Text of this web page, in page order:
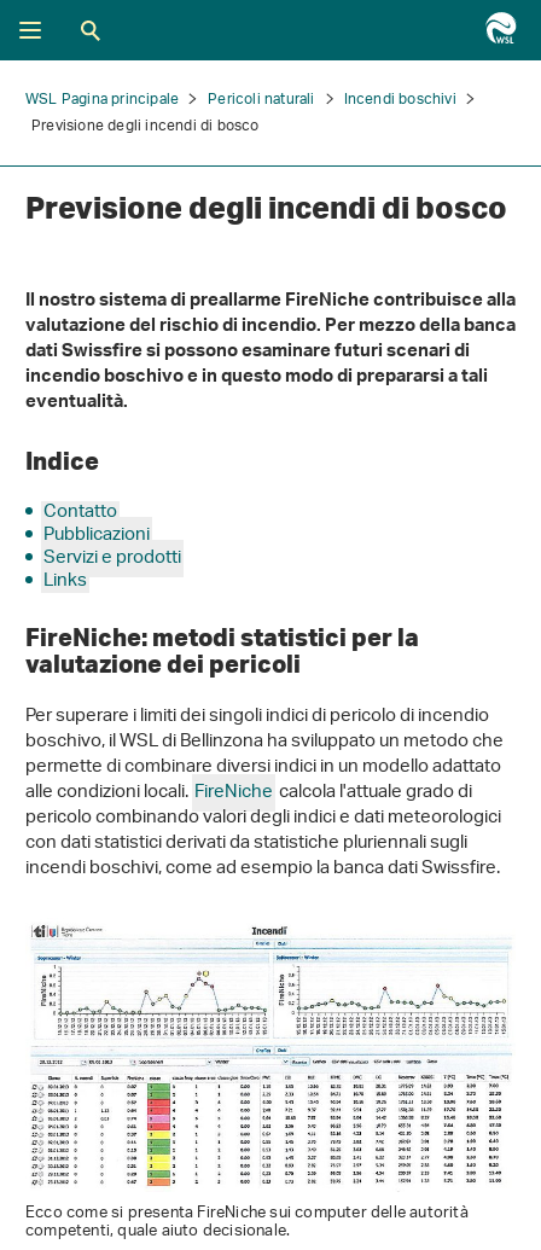
WSL Pagina principale Pericoli naturali
Incendi boschivi
Previsione degli incendi di bosco
Previsione degli incendi di bosco
Il nostro sistema di preallarme FireNiche contribuisce alla
valutazione del rischio di incendio. Per mezzo della banca
dati Swissfire si possono esaminare futuri scenari di
incendio boschivo e in questo modo di prepararsi a tali
eventualità.
Indice
Contatto
Pubblicazioni
Servizi e prodotti
Links
FireNiche: metodi statistici per la
valutazione dei pericoli
Per superare i limiti dei singoli indici di pericolo di incendio
boschivo, il WSL di Bellinzona ha sviluppato un metodo che
permette di combinare diversi indici in un modello adattato
alle condizioni locali.FireNichecalcola l'attuale grado di
pericolo combinando valori degli indici e dati meteorologici
con dati statistici derivati da statistiche pluriennali sugli
incendi boschivi, come ad esempio la banca dati Swissfire.
Ecco come si presenta FireNiche sui computer delle autorità
competenti, quale aiuto decisionale.